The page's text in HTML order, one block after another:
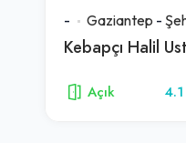
- Gaziantep -
Kebapçı Halil
Açık 4.1